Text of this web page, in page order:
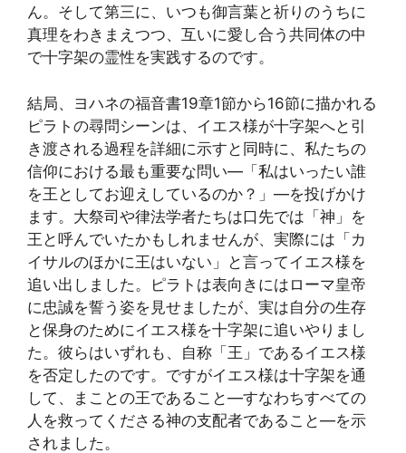
ん。そして第三に、いつも御言葉と祈りのうちに
真理をわきまえつつ、互いに愛し合う共同体の中
で十字架の霊性を実践するのです。
結局、ヨハネの福音書19章1節から16節に描かれる
ピラトの尋問シーンは、イエス様が十字架へと引
き渡される過程を詳細に示すと同時に、私たちの
信仰における最も重要な問い—「私はいったい誰
を王としてお迎えしているのか？」—を投げかけ
ます。大祭司や律法学者たちは口先では「神」を
王と呼んでいたかもしれませんが、実際には「カ
イサルのほかに王はいない」と言ってイエス様を
追い出しました。ピラトは表向きにはローマ皇帝
に忠誠を誓う姿を見せましたが、実は自分の生存
と保身のためにイエス様を十字架に追いやりまし
た。彼らはいずれも、自称「王」であるイエス様
を否定したのです。ですがイエス様は十字架を通
して、まことの王であること—すなわちすべての
人を救ってくださる神の支配者であること—を示
されました。